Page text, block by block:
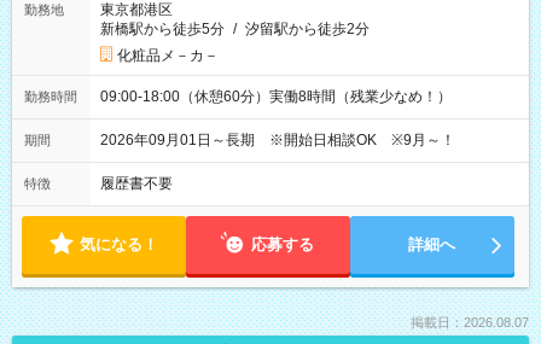
勤務地
東京都港区
新橋駅から徒歩5分 / 汐留駅から徒歩2分
化粧品メ－カ－
勤務時間 09:00-18:00（休憩60分）実働8時間（残業少なめ！）
期間 2026年09月01日～長期 ※開始日相談OK ※9月～！
特徴 履歴書不要
気になる！ 応募する 詳細へ
掲載日：2026.08.07